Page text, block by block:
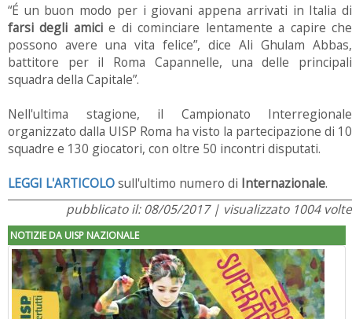
“É un buon modo per i giovani appena arrivati in Italia di
farsi degli amicie di cominciare lentamente a capire che
possono avere una vita felice”, dice Ali Ghulam Abbas,
battitore per il Roma Capannelle, una delle principali
squadra della Capitale”.
Nell'ultima stagione, il Campionato Interregionale
organizzato dalla UISP Roma ha visto la partecipazione di 10
squadre e 130 giocatori, con oltre 50 incontri disputati.
LEGGI L'ARTICOLOsull'ultimo numero di Internazionale.
pubblicato il: 08/05/2017 | visualizzato 1004 volte
NOTIZIE DA UISP NAZIONALE